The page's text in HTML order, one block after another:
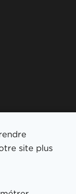
site plus